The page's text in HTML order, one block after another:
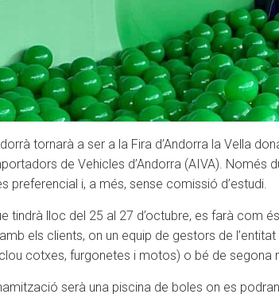
tornarà a ser a la Fira d’Andorra la Vella
de Vehicles d’Andorra (AIVA).
preferencial i, a més, sense comissió d’estudi.
tindrà lloc del 25 al 27 d’octubre, es farà com
els clients, on un equip de gestors de
cotxes, furgonetes i motos) o bé de segona
serà una piscina de boles on es